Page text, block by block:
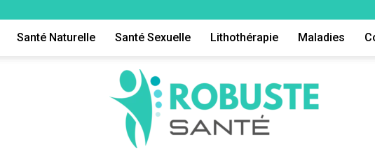
Santé Naturelle Santé Sexuelle Lithothérapie Maladies